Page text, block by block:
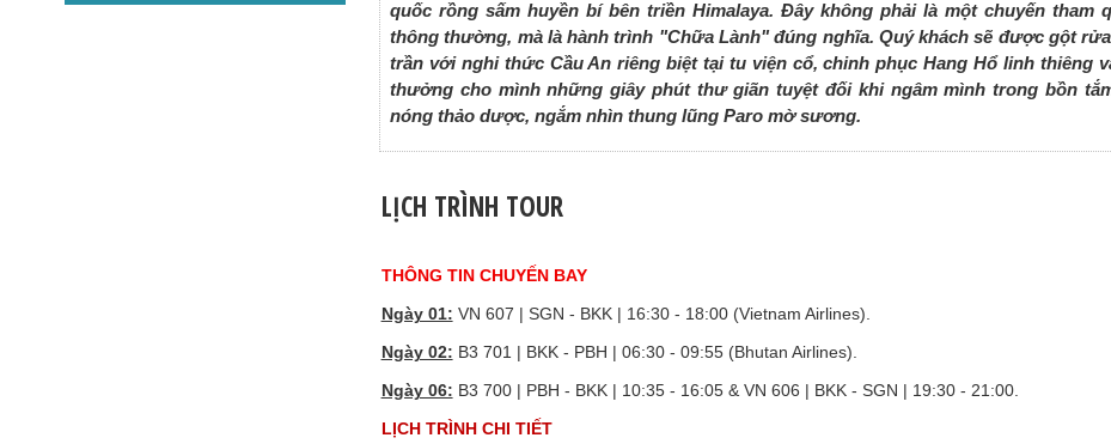
quốc rồng sấm huyền bí bên triền Himalaya. Đây không phải là một chuyến tham
thông thường, mà là hành trình "Chữa Lành" đúng nghĩa. Quý khách sẽ được gột
trần với nghi thức Cầu An riêng biệt tại tu viện cổ, chinh phục Hang Hổ linh thiêng
thưởng cho mình những giây phút thư giãn tuyệt đối khi ngâm mình trong bồn
nóng thảo dược, ngắm nhìn thung lũng Paro mờ sương.
LỊCH TRÌNH TOUR
THÔNG TIN CHUYẾN BAY
Ngày 01: VN 607 | SGN - BKK | 16:30 - 18:00 (Vietnam Airlines).
Ngày 02: B3 701 | BKK - PBH | 06:30 - 09:55 (Bhutan Airlines).
Ngày 06: B3 700 | PBH - BKK | 10:35 - 16:05 & VN 606 | BKK - SGN | 19:30 - 21:00.
LỊCH TRÌNH CHI TIẾT